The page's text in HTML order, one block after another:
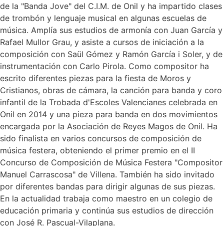
de la "Banda Jove" del C.I.M. de Onil y ha impartido clases
de trombón y lenguaje musical en algunas escuelas de
música. Amplía sus estudios de armonía con Juan García y
Rafael Mullor Grau, y asiste a cursos de iniciación a la
composición con Saül Gómez y Ramón García i Soler, y de
instrumentación con Carlo Pirola. Como compositor ha
escrito diferentes piezas para la fiesta de Moros y
Cristianos, obras de cámara, la canción para banda y coro
infantil de la Trobada d'Escoles Valencianes celebrada en
Onil en 2014 y una pieza para banda en dos movimientos
encargada por la Asociación de Reyes Magos de Onil. Ha
sido finalista en varios concursos de composición de
música festera, obteniendo el primer premio en el II
Concurso de Composición de Música Festera "Compositor
Manuel Carrascosa" de Villena. También ha sido invitado
por diferentes bandas para dirigir algunas de sus piezas.
En la actualidad trabaja como maestro en un colegio de
educación primaria y continúa sus estudios de dirección
con José R. Pascual-Vilaplana.